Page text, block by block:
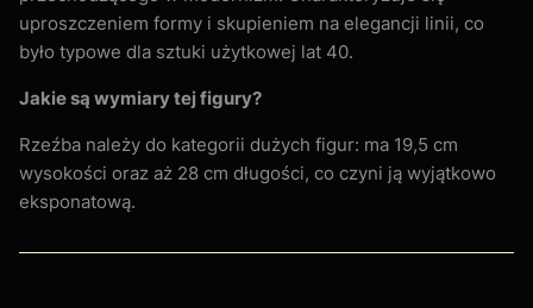
uproszczeniem formy i skupieniem na elegancji linii, co
było typowe dla sztuki użytkowej lat 40.
Jakie są wymiary tej figury?
Rzeźba należy do kategorii dużych figur: ma 19,5 cm
wysokości oraz aż 28 cm długości, co czyni ją wyjątkowo
eksponatową.